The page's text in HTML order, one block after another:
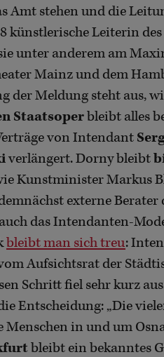
Amt stehen und die
künstlerische Leiterin
unter anderem am
Mainz und dem
der Meldung steht aus,
Staatsoperbleibt alles
von Intendant
verlängert. Dorny bleibt
Kunstminister Markus
externe
das Intendanten-
bleibt man sich treu:
Aufsichtsrat der
Schritt fiel sehr kurz
Entscheidung: „Die
Menschen in und um
bleibt ein bekanntes